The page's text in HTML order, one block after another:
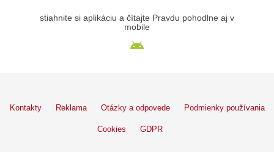
stiahnite si aplikáciu a čítajte Pravdu pohodlne aj v
mobile
Kontakty Reklama Otázky a odpovede Podmienky používania
Cookies GDPR